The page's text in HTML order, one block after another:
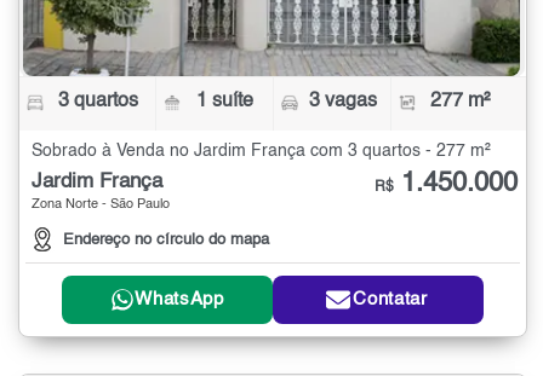
3 quartos 1 suíte 3 vagas 277 m²
Sobrado à Venda no Jardim França com 3 quartos - 277 m²
Jardim França
Zona Norte - São Paulo
Endereço no círculo do mapa
R$ 1.450.000
WhatsApp Contatar